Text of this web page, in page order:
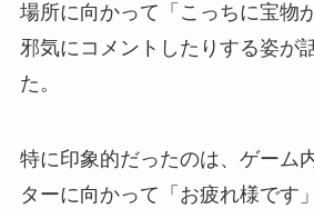
場所に向かって「こっちに宝物
邪気にコメントしたりする姿が
た。
特に印象的だったのは、ゲーム
ターに向かって「お疲れ様です